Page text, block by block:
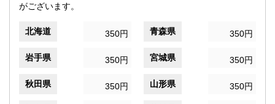
がございます。
北海道 350円 青森県 350円
岩手県 350円 宮城県 350円
秋田県 350円 山形県 350円